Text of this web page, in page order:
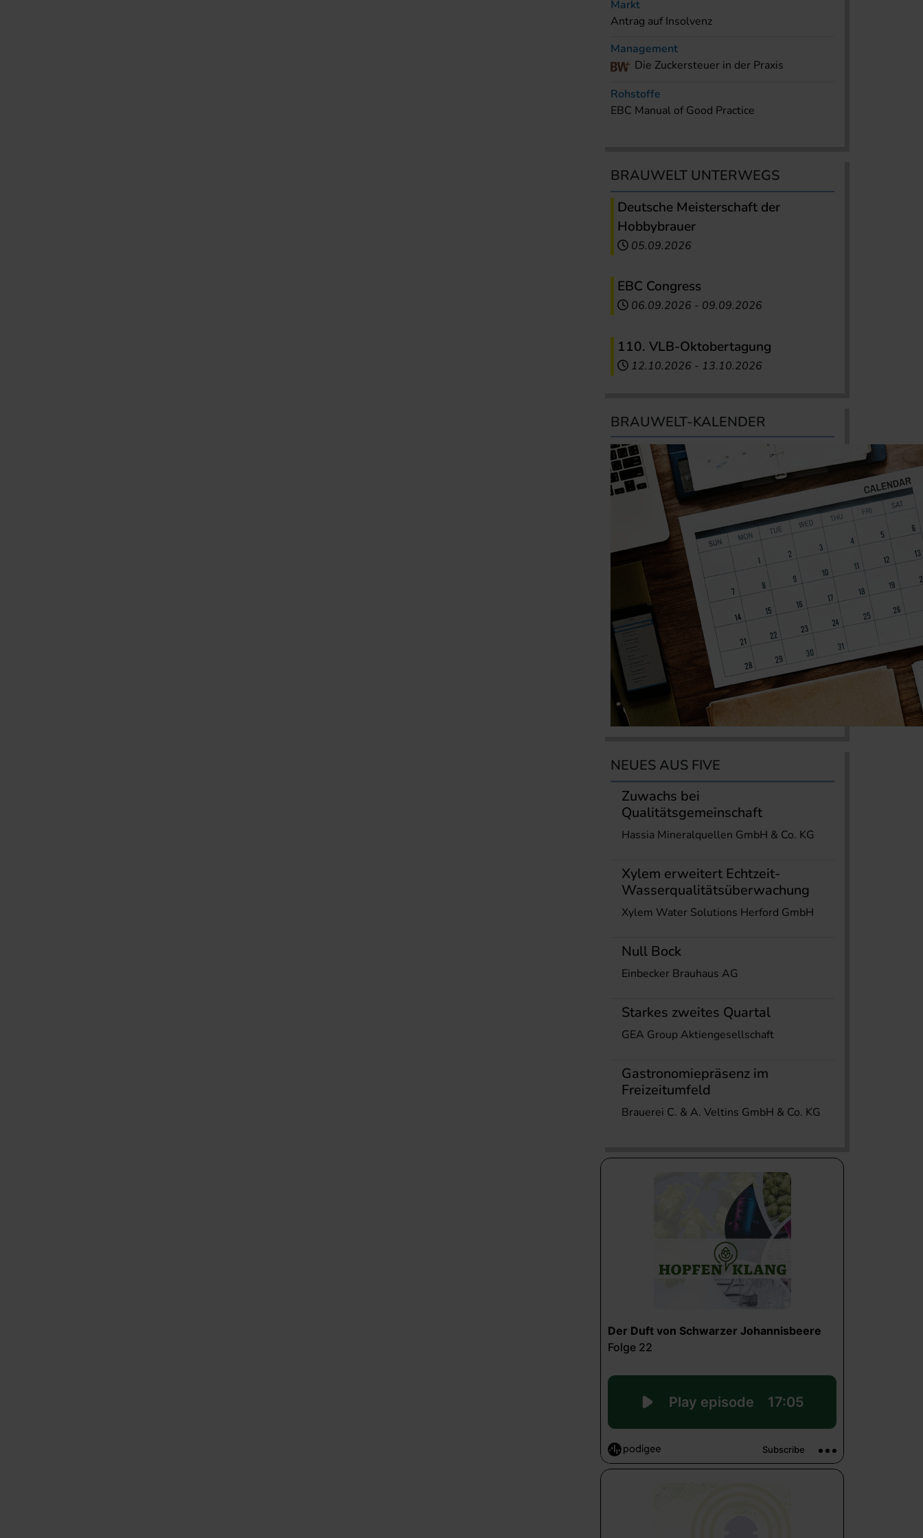
Markt
Antrag auf Insolvenz
Management
Die Zuckersteuer in der Praxis
Rohstoffe
EBC Manual of Good Practice
BRAUWELT UNTERWEGS
Deutsche Meisterschaft der
Hobbybrauer
05.09.2026
EBC Congress
06.09.2026 - 09.09.2026
110. VLB-Oktobertagung
12.10.2026 - 13.10.2026
BRAUWELT-KALENDER
NEUES AUS FIVE
Zuwachs bei
Qualitätsgemeinschaft
Hassia Mineralquellen GmbH & Co. KG
Xylem erweitert Echtzeit-
Wasserqualitätsüberwachung
Xylem Water Solutions Herford GmbH
Null Bock
Einbecker Brauhaus AG
Starkes zweites Quartal
GEA Group Aktiengesellschaft
Gastronomiepräsenz im
Freizeitumfeld
Brauerei C. & A. Veltins GmbH & Co. KG